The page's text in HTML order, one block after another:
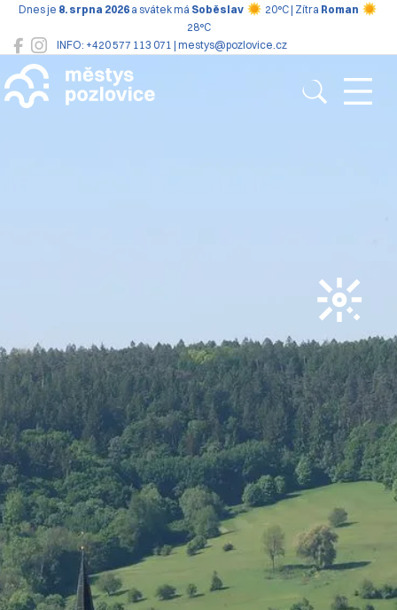
INFO: +420 577 113 071 | mestys@pozlovice.cz
Dnes je 8. srpna 2026 a svátek má Soběslav 20°C | Zítra Roman
28°C
Pozlovice